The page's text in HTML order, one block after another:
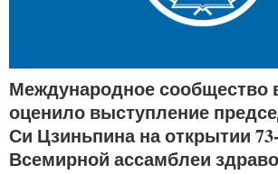
Международное сообщество
оценило выступление
Си Цзиньпина на открытии
Всемирной ассамблеи